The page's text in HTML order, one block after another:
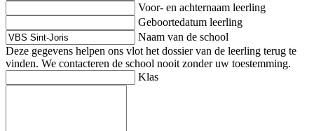
Voor- en achternaam leerling
Geboortedatum leerling
Naam van de school
Deze gegevens helpen ons vlot het dossier van de leerling terug te
vinden. We contacteren de school nooit zonder uw toestemming.
Klas